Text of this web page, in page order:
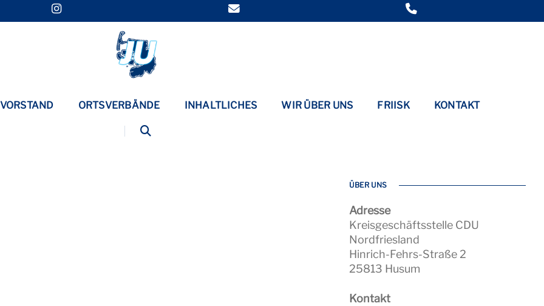
VORSTAND ORTSVERBÄNDE INHALTLICHES WIR ÜBER UNS FRIISK KONTAKT
ÜBER UNS
Adresse
Kreisgeschäftsstelle CDU
Nordfriesland
Hinrich-Fehrs-Straße 2
25813 Husum
Kontakt